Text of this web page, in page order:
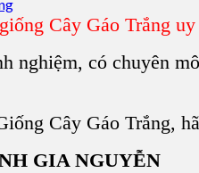
Cây Gáo Trắng
nghiệm, có chuyên
Cây Gáo Trắng,
GIA NGUYỄN